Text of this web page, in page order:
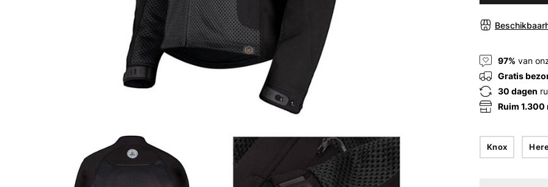
97% van
Gratis
30 dagen
Ruim 1.300
Knox